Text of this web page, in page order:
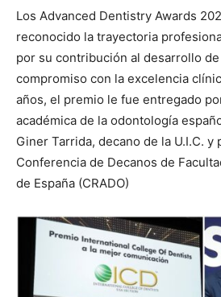
Los Advanced Dentistry Awards
reconocido la trayectoria
por su contribución al desarrollo
compromiso con la excelencia
años, el premio le fue entregado
académica de la odontología
Giner Tarrida, decano de la U.I.C. y
Conferencia de Decanos de
de España (CRADO)